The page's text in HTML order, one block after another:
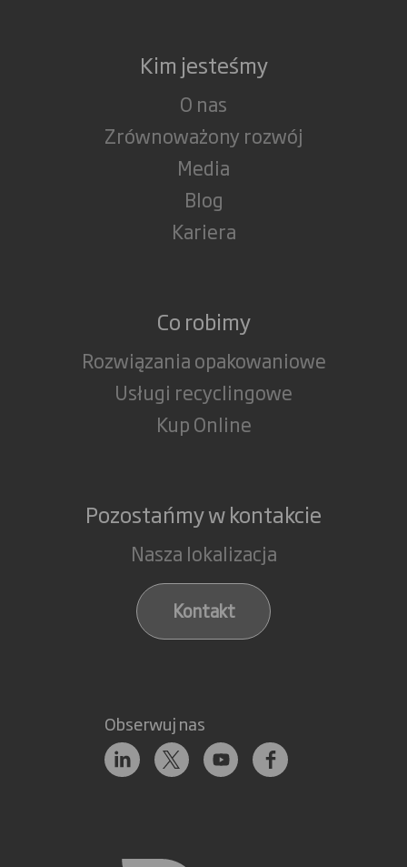
Kim jesteśmy
O nas
Zrównoważony rozwój
Media
Blog
Kariera
Co robimy
Rozwiązania opakowaniowe
Usługi recyclingowe
Kup Online
Pozostańmy w kontakcie
Nasza lokalizacja
Kontakt
Obserwuj nas